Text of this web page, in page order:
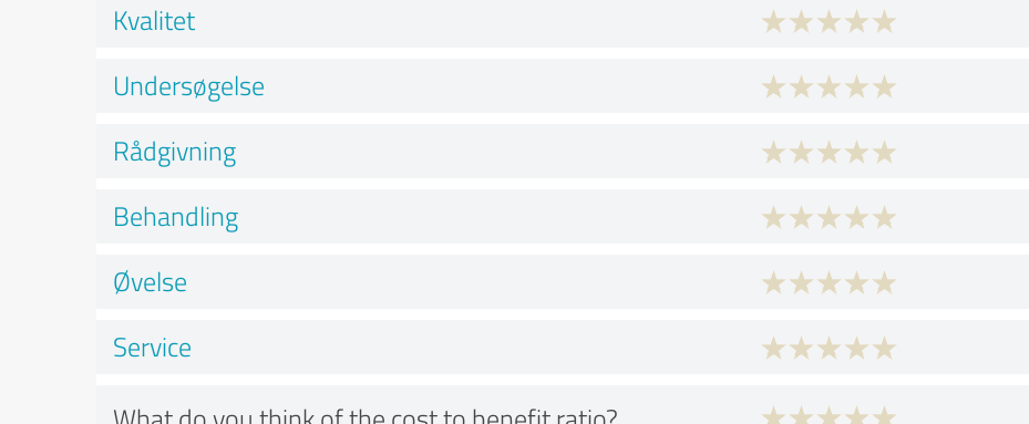
Kvalitet
Undersøgelse
Rådgivning
Behandling
Øvelse
Service